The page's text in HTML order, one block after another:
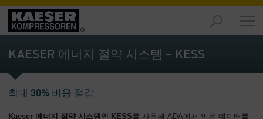
제
품
-
개
KAESER 에너지 절약 시스템 – KESS
최대 30% 비용 절감
Kaeser 에너지 절약 시스템인 KESS를 사용해 ADA에서 얻은 데이터를